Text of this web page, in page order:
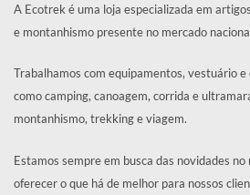
A Ecotrek é uma loja especializada em
e montanhismo presente no mercado
Trabalhamos com equipamentos, vestuário
como camping, canoagem, corrida e
montanhismo, trekking e viagem.
Estamos sempre em busca das novidades
oferecer o que há de melhor para nossos